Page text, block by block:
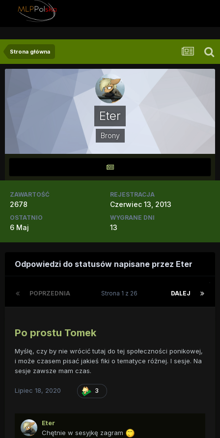
Strona główna
Eter
Brony
ZAWARTOŚĆ
2678
REJESTRACJA
Czerwiec 13, 2013
OSTATNIO
6 Maj
WYGRANE DNI
13
Odpowiedzi do statusów napisane przez Eter
POPRZEDNIA DALEJ
Strona 1 z 26
Po prostu Tomek
Myślę, czy by nie wrócić tutaj do tej społeczności ponikowej,
i może czasem pisać jakieś fiki o tematyce różnej. I sesje. Na
sesje zawsze mam czas.
Lipiec 18, 2020 3
Eter
Chętnie w sesyjkę zagram